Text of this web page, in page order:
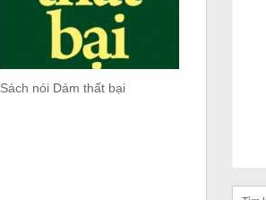
Sách nói Dám thất bại